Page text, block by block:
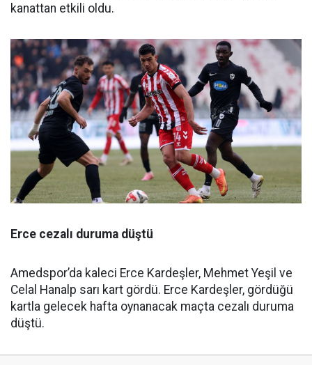
kanattan etkili oldu.
Erce cezalı duruma düştü
Amedspor’da kaleci Erce Kardeşler, Mehmet Yeşil ve
Celal Hanalp sarı kart gördü. Erce Kardeşler, gördüğü
kartla gelecek hafta oynanacak maçta cezalı duruma
düştü.